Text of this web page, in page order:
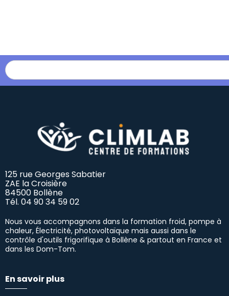
125 rue Georges Sabatier
ZAE la Croisière
84500 Bollène
Tél. 04 90 34 59 02
Nous vous accompagnons dans la formation froid, pompe à
chaleur, Électricité, photovoltaïque mais aussi dans le
contrôle d'outils frigorifique à Bollène & partout en France et
dans les Dom-Tom.
En savoir plus